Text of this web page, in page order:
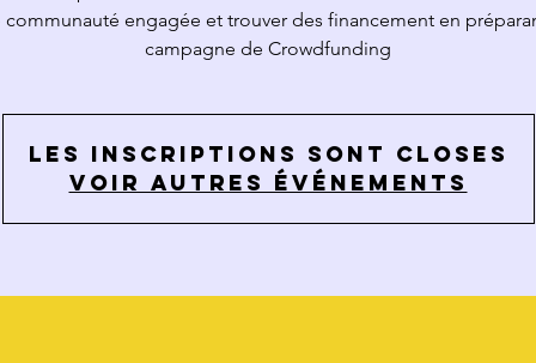
communauté engagée et trouver des financement en
campagne de Crowdfunding
Les inscriptions sont closes
Voir autres événements